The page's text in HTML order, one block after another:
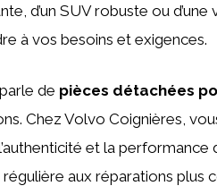
d’un SUV robuste ou
à vos besoins et exigences.
de pièces détachées
Chez Volvo Coignières,
et la
aux réparations plus